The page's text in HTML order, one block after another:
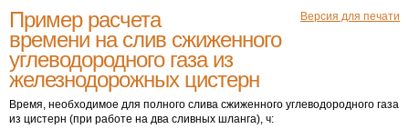
Версия для печати
Пример расчета
времени на слив сжиженного
углеводородного газа из
железнодорожных цистерн
Время, необходимое для полного слива сжиженного углеводородного газа
из цистерн (при работе на два сливных шланга), ч: